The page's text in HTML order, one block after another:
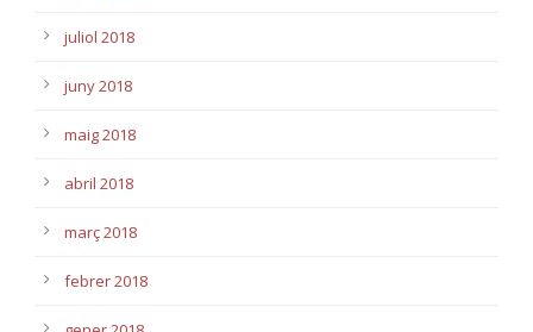
juliol 2018
juny 2018
maig 2018
abril 2018
març 2018
febrer 2018